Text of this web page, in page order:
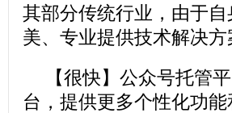
其部分传统行业，由于
美、专业提供技术解决方
【很快】公众号托管
台，提供更多个性化功